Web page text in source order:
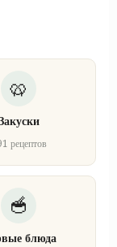
рецептов
блюда